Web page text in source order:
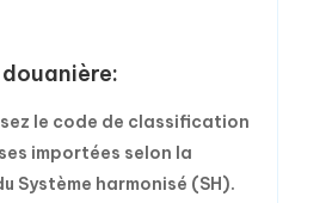
le code de classification
importées selon la
Système harmonisé (SH).